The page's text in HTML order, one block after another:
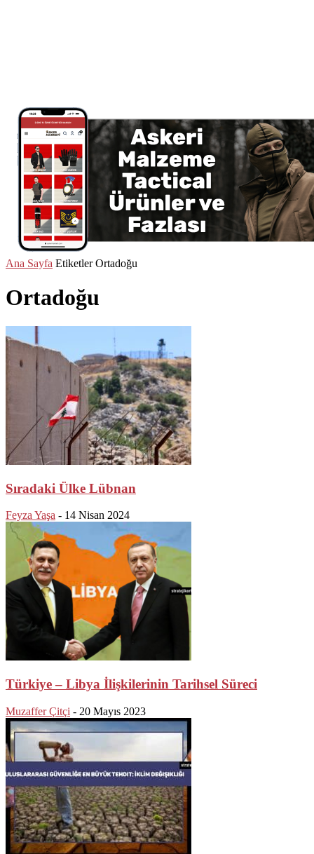
Ana Sayfa Etiketler Ortadoğu
Ortadoğu
Sıradaki Ülke Lübnan
Feyza Yaşa - 14 Nisan 2024
Türkiye – Libya İlişkilerinin Tarihsel Süreci
Muzaffer Çitçi - 20 Mayıs 2023